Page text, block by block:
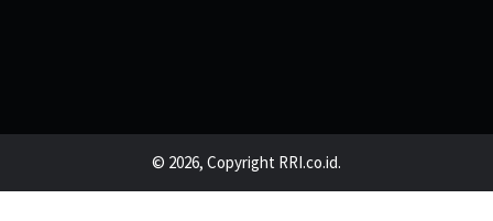
© 2026, Copyright RRI.co.id.